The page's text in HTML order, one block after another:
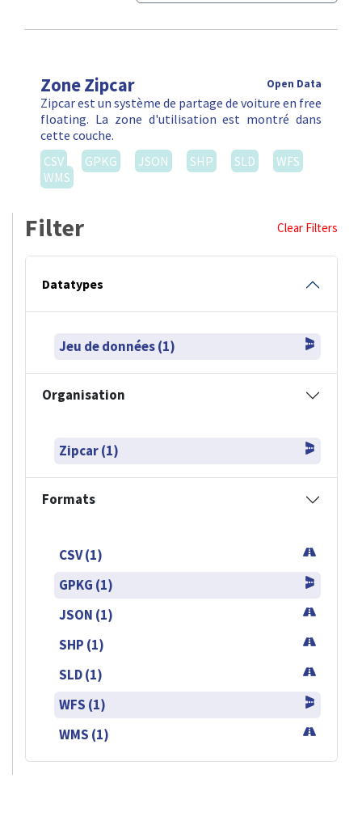
Zone Zipcar Open Data
Zipcar est un système de partage de voiture en free
floating. La zone d'utilisation est montré dans
cette couche.
CSV
GPKG JSON SHP SLD
WFS
WMS
Filter Clear Filters
Datatypes
Jeu de données (1)
Organisation
Zipcar (1)
Formats
CSV (1)
GPKG (1)
JSON (1)
SHP (1)
SLD (1)
WFS (1)
WMS (1)